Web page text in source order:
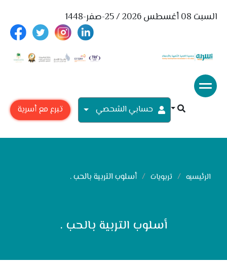
السبت 08 أغسطس 2026 / 25-صفر-1448
حسابي الشحصي تبرع مع أسرية
الرئيسيه تربويات أسلوب التربية بالحب .
أسلوب التربية بالحب .